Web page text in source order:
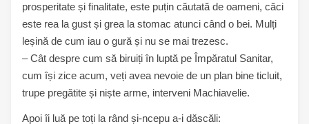
prosperitate și finalitate, este puțin căutată de oameni, căci
este rea la gust și grea la stomac atunci când o bei. Mulți
leșină de cum iau o gură și nu se mai trezesc.
– Cât despre cum să biruiți în luptă pe Împăratul Sanitar,
cum își zice acum, veți avea nevoie de un plan bine ticluit,
trupe pregătite și niște arme, interveni Machiavelie.
Apoi îi luă pe toți la rând și-ncepu a-i dăscăli: